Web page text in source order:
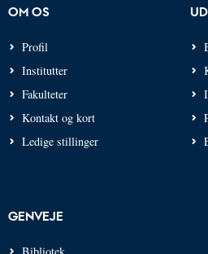
OM OS
Profil
Institutter
Fakulteter
Kontakt og kort
Ledige stillinger
GENVEJE
Bibliotek